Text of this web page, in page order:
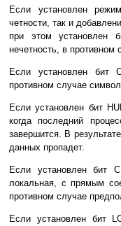
Если установлен
четности, так и
при этом установлен
нечетность, в противном
Если установлен бит
противном случае
Если установлен бит
когда последний
завершится. В
данных пропадет.
Если установлен бит
локальная, с прямым
противном случае
Если установлен бит